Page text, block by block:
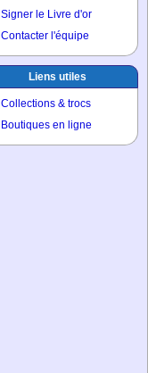
Signer le Livre d'or
Contacter l'équipe
Liens utiles
Collections & trocs
Boutiques en ligne